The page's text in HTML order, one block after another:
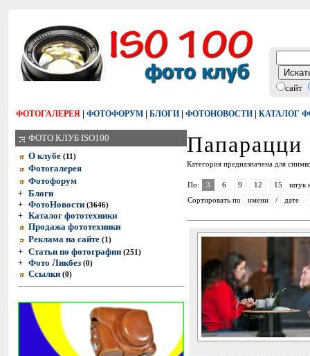
сайт
ФОТОГАЛЕРЕЯ | ФОТОФОРУМ | БЛОГИ | ФОТОНОВОСТИ | КАТАЛОГ
ФОТО КЛУБ ISO100
О клубе (11)
Фотогалерея
Фотофорум
+ Блоги
+ ФотоНовости (3646)
+ Каталог фототехники
Продажа фототехники
Реклама на сайте (1)
+ Статьи по фотографии (251)
+ Фото Ликбез (0)
Ссылки (0)
Категория предназначена для
По: 3 6 9 12 15
штук
Сортировать по
имени / дате